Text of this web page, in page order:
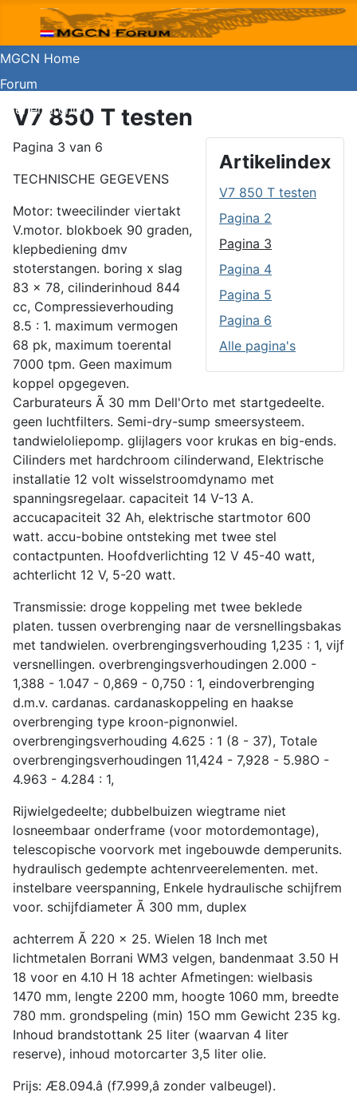
MGCN Home
Forum
Koerier archief
V7 850 T testen
Artikelindex
V7 850 T testen
Pagina 2
Pagina 3
Pagina 4
Pagina 5
Pagina 6
Alle pagina's
Pagina 3 van 6
TECHNISCHE GEGEVENS
Motor: tweecilinder viertakt
V.motor. blokboek 90 graden,
klepbediening dmv
stoterstangen. boring x slag
83 x 78, cilinderinhoud 844
cc, Compressieverhouding
8.5 : 1. maximum vermogen
68 pk, maximum toerental
7000 tpm. Geen maximum
koppel opgegeven.
Carburateurs Ã 30 mm Dell'Orto met startgedeelte.
geen luchtfilters. Semi-dry-sump smeersysteem.
tandwieloliepomp. glijlagers voor krukas en big-ends.
Cilinders met hardchroom cilinderwand, Elektrische
installatie 12 volt wisselstroomdynamo met
spanningsregelaar. capaciteit 14 V-13 A.
accucapaciteit 32 Ah, elektrische startmotor 600
watt. accu-bobine ontsteking met twee stel
contactpunten. Hoofdverlichting 12 V 45-40 watt,
achterlicht 12 V, 5-20 watt.
Transmissie: droge koppeling met twee beklede
platen. tussen overbrenging naar de versnellingsbakas
met tandwielen. overbrengingsverhouding 1,235 : 1, vijf
versnellingen. overbrengingsverhoudingen 2.000 -
1,388 - 1.047 - 0,869 - 0,750 : 1, eindoverbrenging
d.m.v. cardanas. cardanaskoppeling en haakse
overbrenging type kroon-pignonwiel.
overbrengingsverhouding 4.625 : 1 (8 - 37), Totale
overbrengingsverhoudingen 11,424 - 7,928 - 5.98O -
4.963 - 4.284 : 1,
Rijwielgedeelte; dubbelbuizen wiegtrame niet
losneembaar onderframe (voor motordemontage),
telescopische voorvork met ingebouwde demperunits.
hydraulisch gedempte achtenrveerelementen. met.
instelbare veerspanning, Enkele hydraulische schijfrem
voor. schijfdiameter Ã 300 mm, duplex
achterrem Ã 220 x 25. Wielen 18 Inch met
lichtmetalen Borrani WM3 velgen, bandenmaat 3.50 H
18 voor en 4.10 H 18 achter Afmetingen: wielbasis
1470 mm, lengte 2200 mm, hoogte 1060 mm, breedte
780 mm. grondspeling (min) 15O mm Gewicht 235 kg.
Inhoud brandstottank 25 liter (waarvan 4 liter
reserve), inhoud motorcarter 3,5 liter olie.
Prijs: Æ8.094.â (f7.999,â zonder valbeugel).